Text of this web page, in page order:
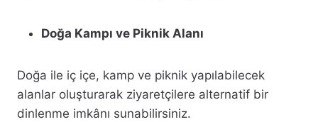
Doğa Kampı ve Piknik Alanı
Doğa ile iç içe, kamp ve piknik yapılabilecek
alanlar oluşturarak ziyaretçilere alternatif bir
dinlenme imkânı sunabilirsiniz.